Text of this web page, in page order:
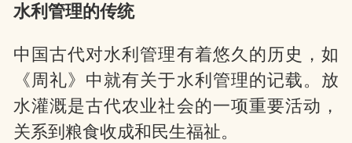
水利管理的传统
中国古代对水利管理有着悠久的历史，如
《周礼》中就有关于水利管理的记载。放
水灌溉是古代农业社会的一项重要活动，
关系到粮食收成和民生福祉。